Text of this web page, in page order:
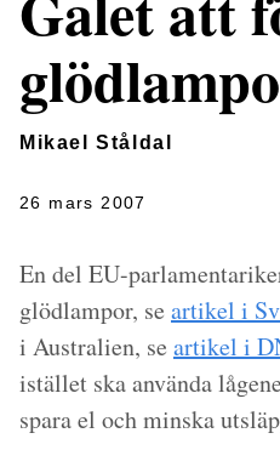
Mikael Ståldal
26 mars 2007
En del EU-
glödlampor, se artikel i
i Australien, se artikel i
istället ska använda
spara el och minska